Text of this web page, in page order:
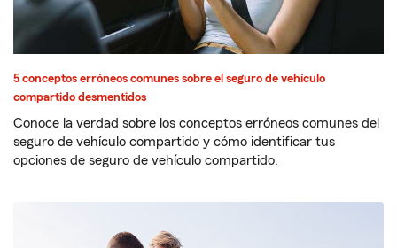
5 conceptos erróneos comunes sobre el seguro de vehículo
compartido desmentidos
Conoce la verdad sobre los conceptos erróneos comunes del
seguro de vehículo compartido y cómo identificar tus
opciones de seguro de vehículo compartido.